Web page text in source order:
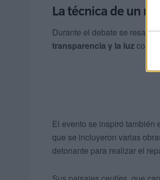
La técnica de un
Durante el debate se resaltó
transparencia y la luz con
El evento se inspiró también
que se incluyeron varias
detonante para realizar el